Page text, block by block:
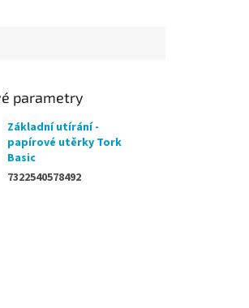
parametry
Základní utírání -
papírové utěrky Tork
Basic
7322540578492